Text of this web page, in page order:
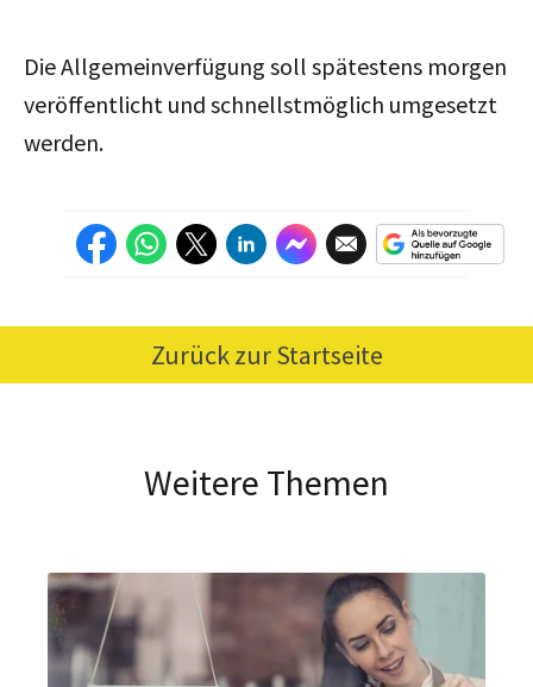
Die Allgemeinverfügung soll spätestens morgen
veröffentlicht und schnellstmöglich umgesetzt
werden.
Zurück zur Startseite
Weitere Themen